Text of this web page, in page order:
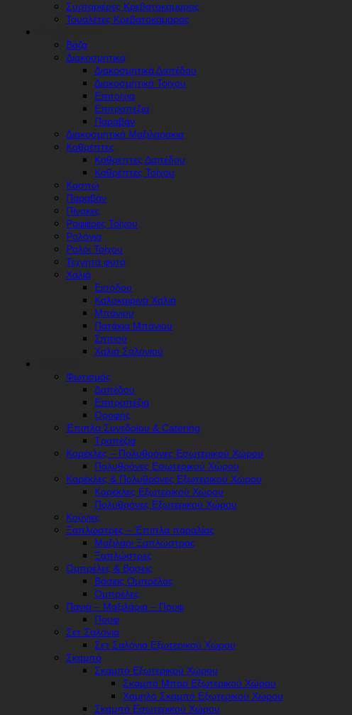
Συρταριέρες Κρεβατοκάμαρας
Τουαλέτες Κρεβατοκάμαρας
Βάζα
Διακοσμητικά
Διακοσμητικά Δαπέδου
Διακοσμητικά Τοίχου
Επιτοίχια
Επιτραπέζια
Παραβάν
Διακοσμητικά Μαξιλαράκια
Καθρέπτες
Καθρέπτες Δαπέδου
Καθρέπτες Τοίχου
Κασπώ
Παραβάν
Πίνακες
Ραφιέρες Τοίχου
Ρολόγια
Ρολόι Τοίχου
Τεχνητά φυτά
Χαλιά
Εισόδου
Καλοκαιρινά Χαλιά
Μπάνιου
Πατάκια Μπάνιου
Σπιτιού
Χαλιά Σαλονιού
Φωτισμός
Δαπέδου
Επιτραπέζια
Οροφής
Έπιπλα Συνεδρίου & Catering
Τραπέζια
Καρέκλες – Πολυθρόνες Εσωτερικού Χώρου
Πολυθρόνες Εσωτερικού Χώρου
Καρέκλες & Πολυθρόνες Εξωτερικού Χώρου
Καρέκλες Εξωτερικού Χώρου
Πολυθρόνες Εξωτερικού Χώρου
Κούνιες
Ξαπλώστρες – Έπιπλα παραλίας
Μαξιλάρι Ξαπλώστρας
Ξαπλώστρες
Ομπρέλες & Βάσεις
Βάσεις Ομπρέλας
Ομπρέλες
Πανιά – Μαξιλάρια – Πουφ
Πουφ
Σετ Σαλόνια
Σετ Σαλόνια Εξωτερικού Χώρου
Σκαμπό
Σκαμπό Εξωτερικού Χώρου
Σκαμπό Μπαρ Εξωτερικού Χώρου
Χαμηλό Σκαμπό Εξωτερικού Χώρου
Σκαμπό Εσωτερικού Χώρου